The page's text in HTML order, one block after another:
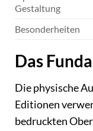
Gestaltung
Besonderheiten
Das
Die physische
Editionen
bedruckten